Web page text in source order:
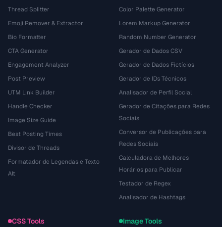
Thread Splitter
Emoji Remover & Extractor
Bio Formatter
CTA Generator
Engagement Analyzer
Post Preview
UTM Link Builder
Handle Checker
Image Size Guide
Best Posting Times
Divisor de Threads
Formatador de Legendas e Texto
Alt
Color Palette Generator
Lorem Markup Generator
Random Number Generator
Gerador de Dados CSV
Gerador de Dados Fictícios
Gerador de IDs Técnicos
Analisador de Perfil Social
Gerador de Citações para Redes
Sociais
Conversor de Publicações para
Redes Sociais
Calculadora de Melhores
Horários para Publicar
Testador de Regex
Analisador de Hashtags
CSS Tools Image Tools